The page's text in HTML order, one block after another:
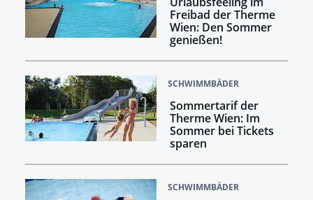
Freibad der Therme
Wien: Den Sommer
genießen!
SCHWIMMBÄDER
Sommertarif der
Therme Wien: Im
Sommer bei Tickets
sparen
SCHWIMMBÄDER